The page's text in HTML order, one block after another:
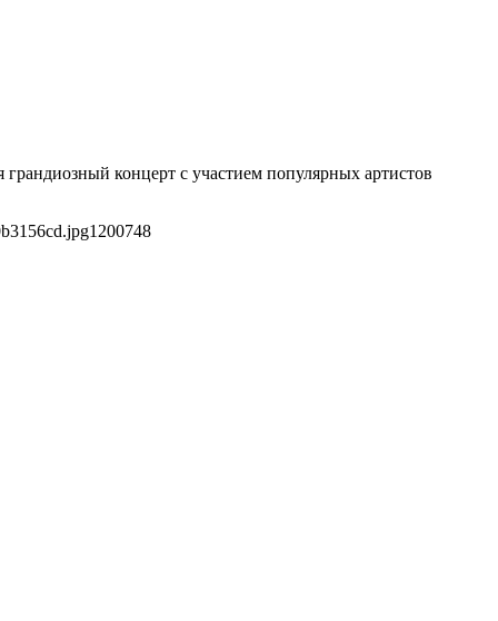
концерт с участием популярных артистов
1200748